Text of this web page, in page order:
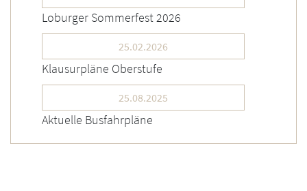
Loburger Sommerfest 2026
25.02.2026
Klausurpläne Oberstufe
25.08.2025
Aktuelle Busfahrpläne